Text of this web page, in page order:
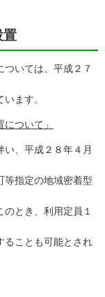
置
いては、平成２７
います。
ついて」
、平成２８年４月
指定の地域密着型
とき、利用定員１
ことも可能とされ